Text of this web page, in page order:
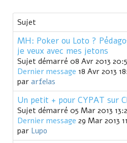
Sujet
MH: Poker ou Loto ?
je veux avec mes jetons
Sujet démarré 08 Avr 2013
Dernier message 18 Avr 2013
par arfelas
Un petit + pour CYPAT sur
Sujet démarré 05 Mar 2013
Dernier message 29 Mar 2013
par Lupo